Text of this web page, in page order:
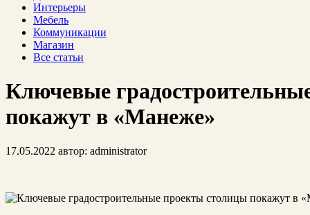
Интерьеры
Мебель
Коммуникации
Магазин
Все статьи
Ключевые
покажут в «Манеже»
17.05.2022 автор: administrator